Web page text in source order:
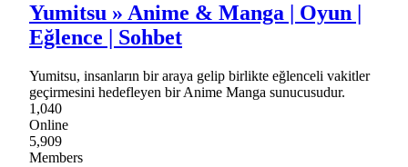
Yumitsu » Anime & Manga | Oyun |
Eğlence | Sohbet
Yumitsu, insanların bir araya gelip birlikte eğlenceli vakitler
geçirmesini hedefleyen bir Anime Manga sunucusudur.
1,040
Online
5,909
Members